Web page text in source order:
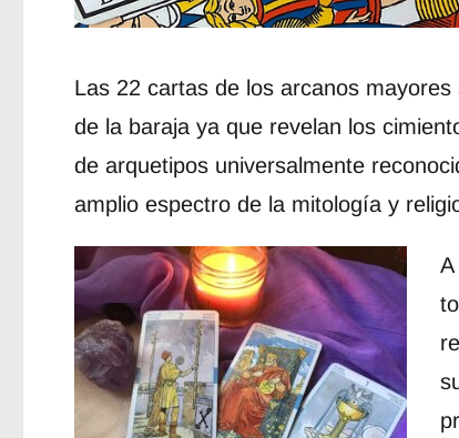
Las 22 cartas de los arcanos
de la baraja ya que revelan los
de arquetipos universalmente
amplio espectro de la mitología y